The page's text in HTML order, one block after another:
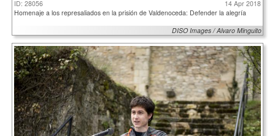
ID: 28056
14 Apr 2018
Homenaje a los represaliados en la prisión de Valdenoceda: Defender la alegría
DISO Images / Alvaro Minguito